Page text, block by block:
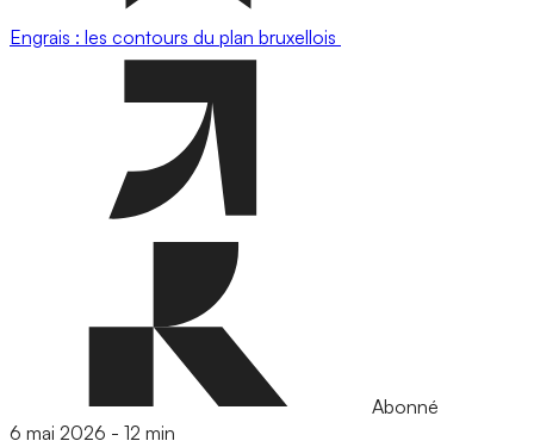
Engrais : les contours du plan bruxellois
Abonné
6 mai 2026 - 12 min